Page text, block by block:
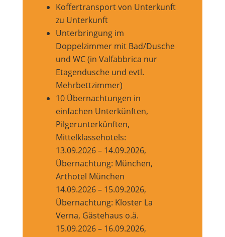
Koffertransport von Unterkunft
zu Unterkunft
Unterbringung im
Doppelzimmer mit Bad/Dusche
und WC (in Valfabbrica nur
Etagendusche und evtl.
Mehrbettzimmer)
10 Übernachtungen in
einfachen Unterkünften,
Pilgerunterkünften,
Mittelklassehotels:
13.09.2026 – 14.09.2026,
Übernachtung: München,
Arthotel München
14.09.2026 – 15.09.2026,
Übernachtung: Kloster La
Verna, Gästehaus o.ä.
15.09.2026 – 16.09.2026,